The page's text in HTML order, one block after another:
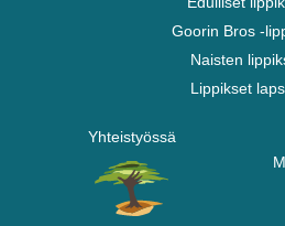
Goorin Bros -
Naisten
Lippikset
Yhteistyössä